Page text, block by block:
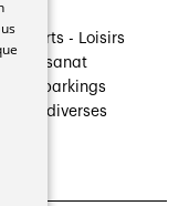
- Sports - Loisirs
- Artisanat
et parkings
diverses